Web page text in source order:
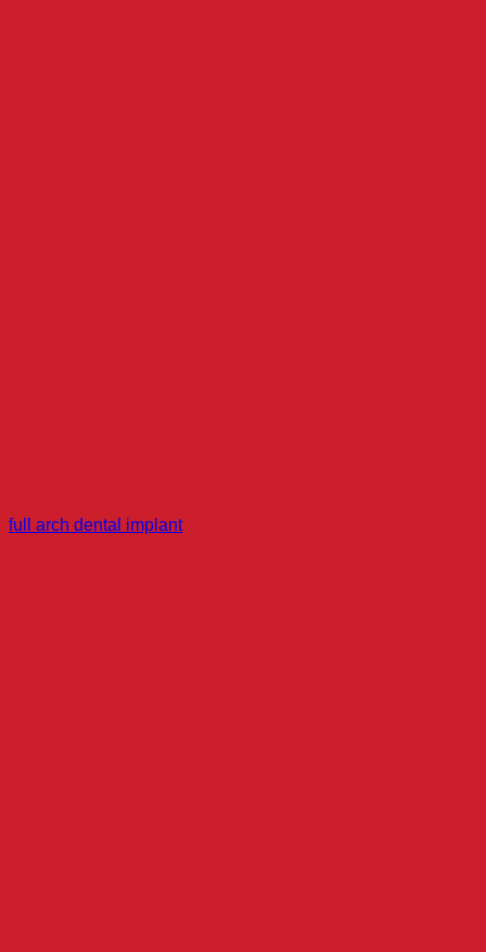
full arch dental implant